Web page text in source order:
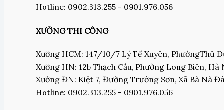
Hotline: 0902.313.255 - 0901.976.056
XƯỞNG THI CÔNG
Xưởng HCM: 147/10/7 Lý Tế Xuyên, PhườngThủ
Xưởng HN: 12b Thạch Cầu, Phường Long Biên, Hà
Xưởng ĐN: Kiệt 7, Đường Trường Sơn, Xã Bà Nà
Hotline: 0902.313.255 - 0901.976.056